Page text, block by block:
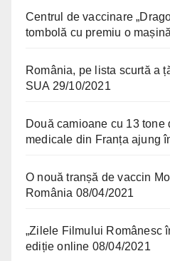
Centrul de vaccinare
tombolă cu premiu o
România, pe lista scurtă a
SUA 29/10/2021
Două camioane cu 13 tone
medicale din Franța ajung
O nouă tranșă de vaccin
România 08/04/2021
„Zilele Filmului Românesc
ediție online 08/04/2021